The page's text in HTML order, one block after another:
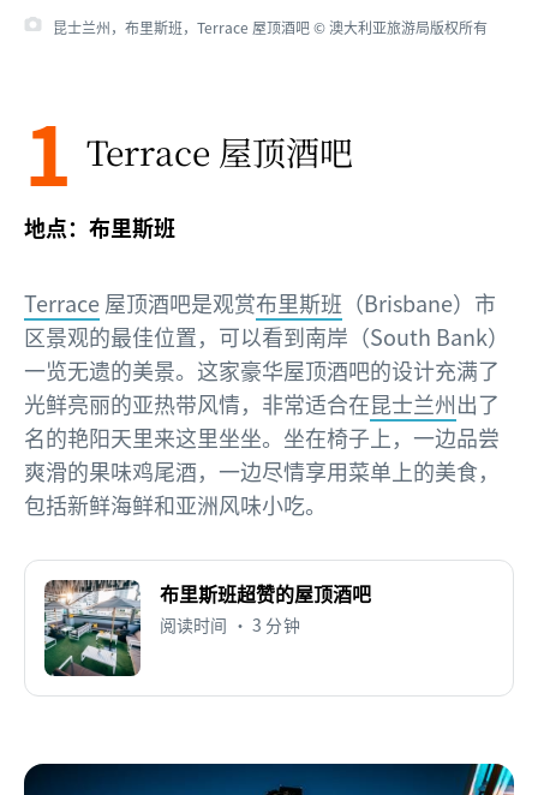
昆士兰州，布里斯班，Terrace 屋顶酒吧 © 澳大利亚旅游局版权所有
昆士兰州，布里斯班，Terrace 屋顶酒吧 © 澳大利亚旅游局版权所有
1 Terrace 屋顶酒吧
地点：布里斯班
Terrace屋顶酒吧是观赏布里斯班 （Brisbane）市
区景观的最佳位置，可以看到南岸（South Bank）
一览无遗的美景。这家豪华屋顶酒吧的设计充满了
光鲜亮丽的亚热带风情，非常适合在昆士兰州出了
名的艳阳天里来这里坐坐。坐在椅子上，一边品尝
爽滑的果味鸡尾酒，一边尽情享用菜单上的美食，
包括新鲜海鲜和亚洲风味小吃。
布里斯班超赞的屋顶酒吧
阅读时间 • 3 分钟